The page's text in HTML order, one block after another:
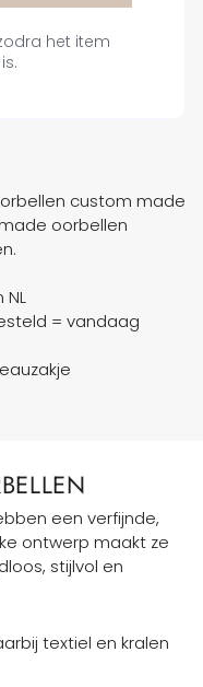
het item
custom made
oorbellen
= vandaag
een verfijnde,
ontwerp maakt ze
stijlvol en
textiel en kralen